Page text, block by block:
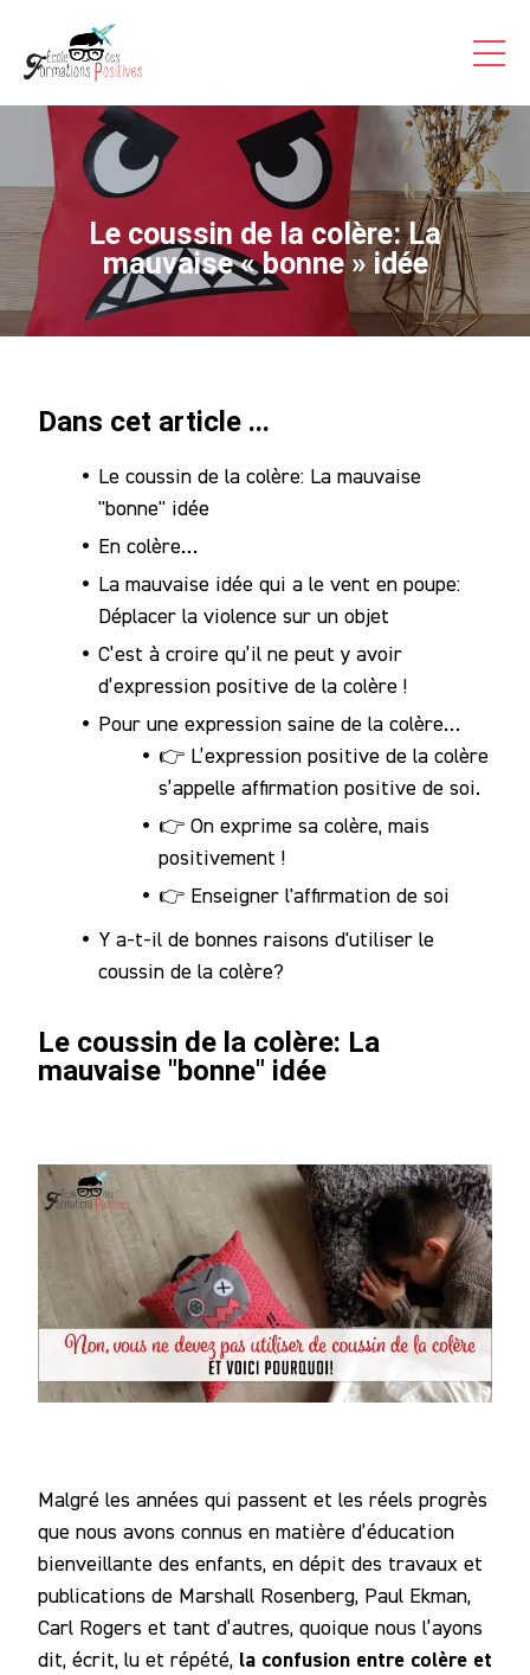
Le coussin de la colère: La
mauvaise « bonne » idée
Dans cet article ...
Le coussin de la colère: La mauvaise
"bonne" idée
En colère…
La mauvaise idée qui a le vent en poupe:
Déplacer la violence sur un objet
C’est à croire qu’il ne peut y avoir
d’expression positive de la colère !
Pour une expression saine de la colère…
👉 L’expression positive de la colère
s’appelle affirmation positive de soi.
👉 On exprime sa colère, mais
positivement !
👉 Enseigner l'affirmation de soi
Y a-t-il de bonnes raisons d'utiliser le
coussin de la colère?
Le coussin de la colère: La
mauvaise "bonne" idée
Malgré les années qui passent et les réels progrès
que nous avons connus en matière d’éducation
bienveillante des enfants, en dépit des travaux et
publications de Marshall Rosenberg, Paul Ekman,
Carl Rogers et tant d’autres, quoique nous l’ayons
dit, écrit, lu et répété, la confusion entre colère et
Consultations & Coaching
Articles
Témoignages Vidéo
Inscriptions
Contact
Accès
Communauté